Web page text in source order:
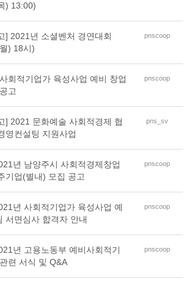
) 13:00)
] 2021년 소셜벤처 경연대회
) 18시)
pnscoop
회적기업가 육성사업 예비 창업
고
pnscoop
] 2021 문화예술 사회적경제 협
영컨설팅 지원사업
pns_sv
년 남양주시 사회적경제창업
기업(별내) 모집 공고
pnscoop
년 사회적기업가 육성사업 예
서면심사 합격자 안내
pnscoop
년 고용노동부 예비사회적기
련 서식 및 Q&A
pnscoop